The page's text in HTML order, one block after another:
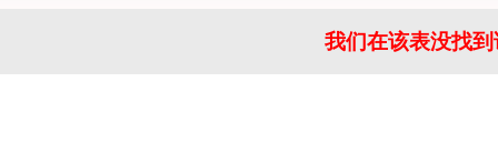
我们在该表没找